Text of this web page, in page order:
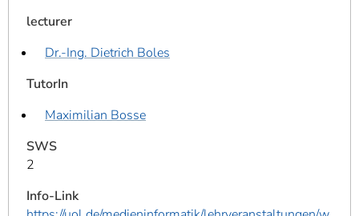
lecturer
Dr.-Ing. Dietrich Boles
TutorIn
Maximilian Bosse
SWS
2
Info-Link